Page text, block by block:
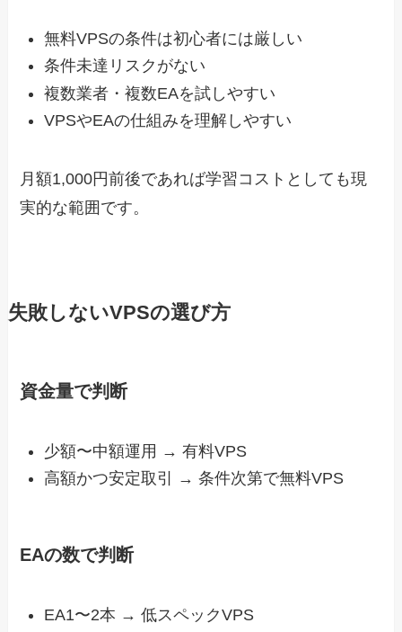
無料VPSの条件は初心者には厳しい
条件未達リスクがない
複数業者・複数EAを試しやすい
VPSやEAの仕組みを理解しやすい
月額1,000円前後であれば学習コストとしても現
実的な範囲です。
失敗しないVPSの選び方
資金量で判断
少額〜中額運用 → 有料VPS
高額かつ安定取引 → 条件次第で無料VPS
EAの数で判断
EA1〜2本 → 低スペックVPS